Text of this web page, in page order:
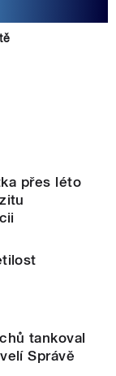
přes léto
tankoval
Správě